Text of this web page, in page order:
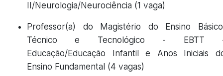
II/Neurologia/Neurociência (1 vaga)
Professor(a) do Magistério do Ensino
Técnico e Tecnológico - EBTT
Educação/Educação Infantil e Anos Iniciais
Ensino Fundamental (4 vagas)